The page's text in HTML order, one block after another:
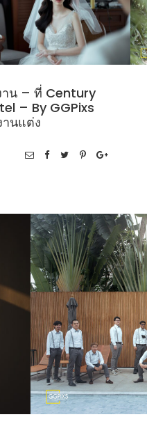
าน – ที่ Century
– By GGPixs
นแต่ง